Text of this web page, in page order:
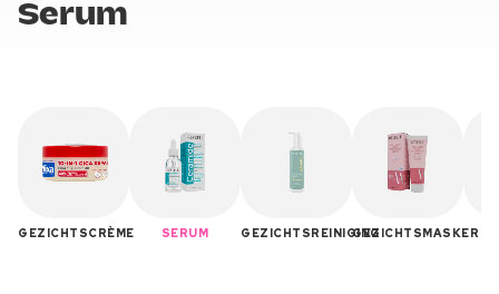
Serum
GEZICHTSCRÈME SERUM GEZICHTSREINIGINGGEZICHTSMASKER